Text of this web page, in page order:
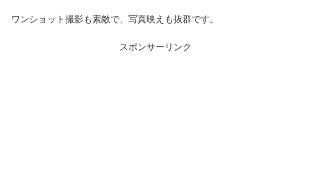
ワンショット撮影も素敵で、写真映えも抜群です。
スポンサーリンク